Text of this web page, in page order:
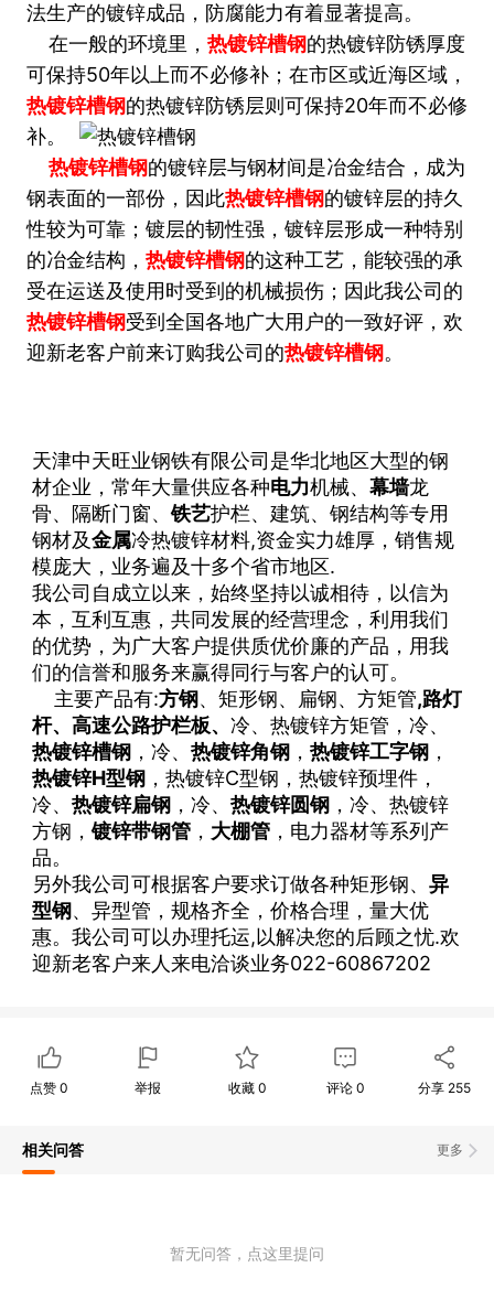
法生产的镀锌成品，防腐能力有着显著提高。
在一般的环境里， 热镀锌槽钢的热镀锌防锈厚度
可保持50年以上而不必修补；在市区或近海区域，
热镀锌槽钢的热镀锌防锈层则可保持20年而不必修
补。
热镀锌槽钢的镀锌层与钢材间是冶金结合，成为
钢表面的一部份，因此热镀锌槽钢的镀锌层的持久
性较为可靠；镀层的韧性强，镀锌层形成一种特别
的冶金结构， 热镀锌槽钢的这种工艺，能较强的承
受在运送及使用时受到的机械损伤；因此我公司的
热镀锌槽钢受到全国各地广大用户的一致好评，欢
迎新老客户前来订购我公司的热镀锌槽钢。
天津中天旺业钢铁有限公司是华北地区大型的钢
材企业，常年大量供应各种电力机械、 幕墙龙
骨、隔断门窗、铁艺护栏、建筑、钢结构等专用
钢材及金属冷热镀锌材料,资金实力雄厚，销售规
模庞大，业务遍及十多个省市地区.
我公司自成立以来，始终坚持以诚相待，以信为
本，互利互惠，共同发展的经营理念，利用我们
的优势，为广大客户提供质优价廉的产品，用我
们的信誉和服务来赢得同行与客户的认可。
主要产品有:方钢、矩形钢、扁钢、方矩管,路灯
杆、 高速公路护栏板、 冷、热镀锌方矩管，冷、
热镀锌槽钢 ，冷、 热镀锌角钢 ， 热镀锌工字钢 ，
热镀锌H型钢 ，热镀锌C型钢，热镀锌预埋件，
冷、 热镀锌扁钢 ，冷、 热镀锌圆钢 ，冷、热镀锌
方钢，镀锌带钢管 ， 大棚管 ，电力器材等系列产
品。
另外我公司可根据客户要求订做各种矩形钢、 异
型钢、异型管，规格齐全，价格合理，量大优
惠。我公司可以办理托运,以解决您的后顾之忧.欢
迎新老客户来人来电洽谈业务022-60867202
点赞0 举报 收藏 0 评论0 分享 255
更多
相关问答
暂无问答，点这里提问